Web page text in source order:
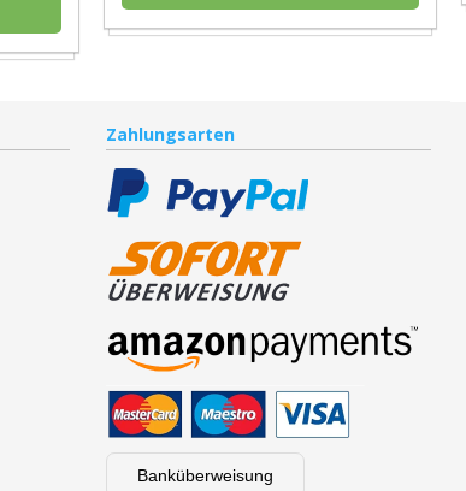
Zahlungsarten
Banküberweisung